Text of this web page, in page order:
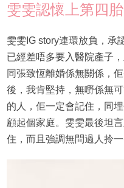
雯雯認懷上第四
雯雯IG story連環放負，承
已經差唔多要入醫院產子
同張致恆離婚係無關係，
後，我肯堅持，無嘢係無
的人，佢一定會記住，同
顧起個家庭。雯雯最後坦
住，而且強調無問過人拎一